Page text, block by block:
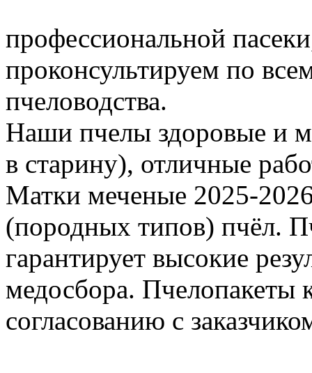
профессиональной
проконсультируем по
пчеловодства.
Наши пчелы здоровые и
в старину), отличные
Матки меченые 2025-
(породных типов) пчёл.
гарантирует высокие
медосбора. Пчелопакеты
согласованию с